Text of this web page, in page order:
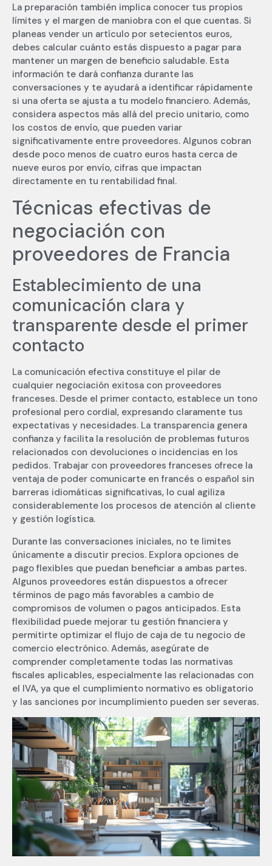
La preparación también implica conocer tus propios
límites y el margen de maniobra con el que cuentas. Si
planeas vender un artículo por setecientos euros,
debes calcular cuánto estás dispuesto a pagar para
mantener un margen de beneficio saludable. Esta
información te dará confianza durante las
conversaciones y te ayudará a identificar rápidamente
si una oferta se ajusta a tu modelo financiero. Además,
considera aspectos más allá del precio unitario, como
los costos de envío, que pueden variar
significativamente entre proveedores. Algunos cobran
desde poco menos de cuatro euros hasta cerca de
nueve euros por envío, cifras que impactan
directamente en tu rentabilidad final.
Técnicas efectivas de
negociación con
proveedores de Francia
Establecimiento de una
comunicación clara y
transparente desde el primer
contacto
La comunicación efectiva constituye el pilar de
cualquier negociación exitosa con proveedores
franceses. Desde el primer contacto, establece un tono
profesional pero cordial, expresando claramente tus
expectativas y necesidades. La transparencia genera
confianza y facilita la resolución de problemas futuros
relacionados con devoluciones o incidencias en los
pedidos. Trabajar con proveedores franceses ofrece la
ventaja de poder comunicarte en francés o español sin
barreras idiomáticas significativas, lo cual agiliza
considerablemente los procesos de atención al cliente
y gestión logística.
Durante las conversaciones iniciales, no te limites
únicamente a discutir precios. Explora opciones de
pago flexibles que puedan beneficiar a ambas partes.
Algunos proveedores están dispuestos a ofrecer
términos de pago más favorables a cambio de
compromisos de volumen o pagos anticipados. Esta
flexibilidad puede mejorar tu gestión financiera y
permitirte optimizar el flujo de caja de tu negocio de
comercio electrónico. Además, asegúrate de
comprender completamente todas las normativas
fiscales aplicables, especialmente las relacionadas con
el IVA, ya que el cumplimiento normativo es obligatorio
y las sanciones por incumplimiento pueden ser severas.